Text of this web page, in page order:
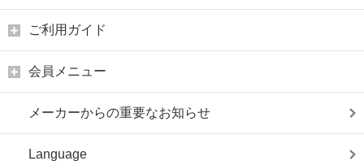
ご利用ガイド
会員メニュー
メーカーからの重要なお知らせ
Language